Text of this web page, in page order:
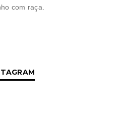
com raça.